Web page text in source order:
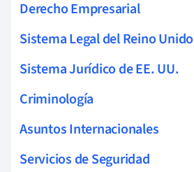
Derecho Empresarial
Sistema Legal del Reino Unido
Sistema Jurídico de EE. UU.
Criminología
Asuntos Internacionales
Servicios de Seguridad